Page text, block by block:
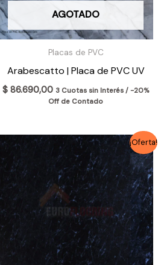
AGOTADO
Placas de PVC
Arabescatto | Placa de PVC UV
$ 86.690,00 3 Cuotas sin Interés / -20%
Off de Contado
¡Oferta!
El
precio
original
era:
$ 86.690,00.
El
precio
actual
es:
$ 62.800,00.